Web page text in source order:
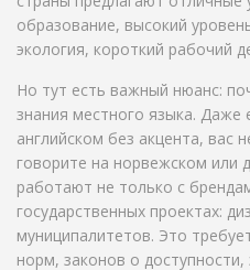
образование, высокий
экология, короткий рабочий
Но тут есть важный нюанс:
знания местного языка. Даже
английском без акцента, вас
говорите на норвежском или
работают не только с
государственных проектах:
муниципалитетов. Это
норм, законов о